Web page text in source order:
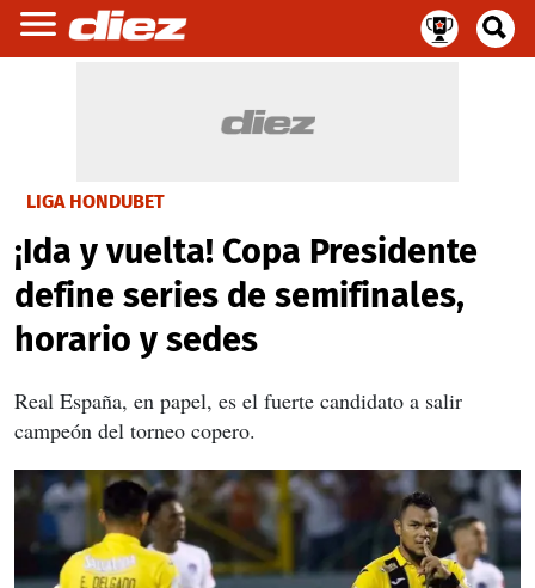
LIGA HONDUBET
¡Ida y vuelta! Copa Presidente
define series de semifinales,
horario y sedes
Real España, en papel, es el fuerte candidato a salir
campeón del torneo copero.